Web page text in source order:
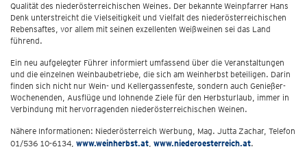
Qualität des niederösterreichischen Weines. Der bekannte Weinpfarrer Hans
Denk unterstreicht die Vielseitigkeit und Vielfalt des niederösterreichischen
Rebensaftes, vor allem mit seinen exzellenten Weißweinen sei das Land
führend.
Ein neu aufgelegter Führer informiert umfassend über die Veranstaltungen
und die einzelnen Weinbaubetriebe, die sich am Weinherbst beteiligen. Darin
finden sich nicht nur Wein- und Kellergassenfeste, sondern auch Genießer-
Wochenenden, Ausflüge und lohnende Ziele für den Herbsturlaub, immer in
Verbindung mit hervorragenden niederösterreichischen Weinen.
Nähere Informationen: Niederösterreich Werbung, Mag. Jutta Zachar, Telefon
01/536 10-6134, www.weinherbst.at, www.niederoesterreich.at.